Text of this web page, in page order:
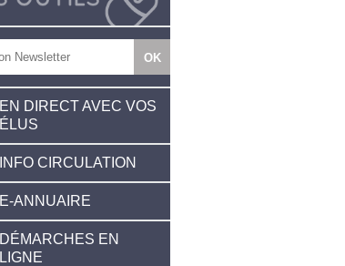
EN DIRECT AVEC VOS
ÉLUS
INFO CIRCULATION
E-ANNUAIRE
DÉMARCHES EN
LIGNE